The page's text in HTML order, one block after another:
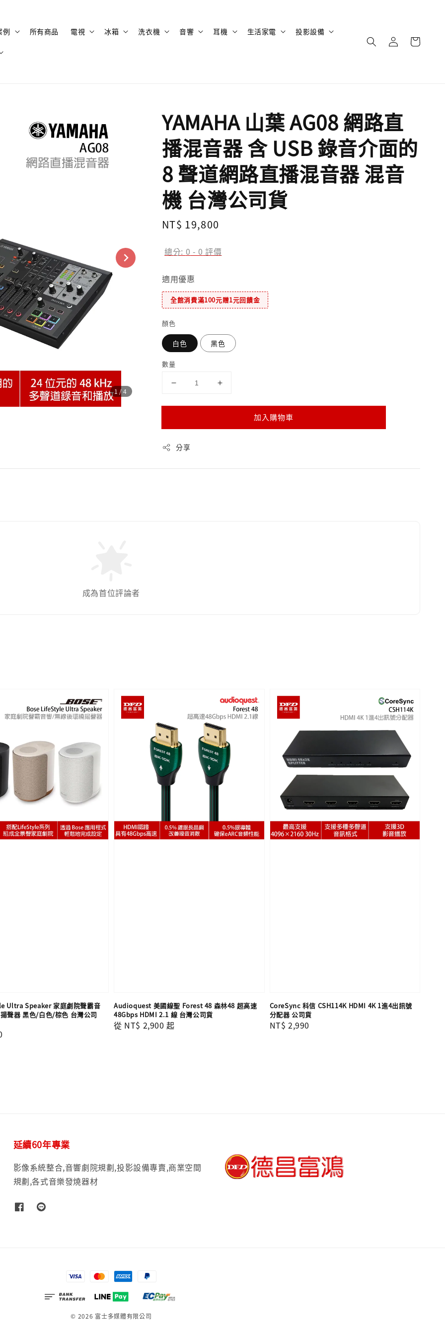
例 所有商品 電視 冰箱 洗衣機 音響 耳機 生活家電 投影設備
1 /4
YAMAHA 山葉 AG08 網路直
播混音器 含 USB 錄音介面的
8 聲道網路直播混音器 混音
機 台灣公司貨
Regular
NT$ 19,800
總分: 0 - 0 評價
適用優惠
全館消費滿100元贈1元回饋金
顏色
白色 黑色
數量
加入購物車
分享
成為首位評論者
Ultra Speaker 家庭劇院聲霸音
聲器 黑色/白色/棕色 台灣公司
Audioquest 美國線聖 Forest 48 森林48 超高速
48Gbps HDMI 2.1 線 台灣公司貨
Regular
從 NT$ 2,900 起
CoreSync 科信 CSH114K HDMI 4K 1進4出訊號
分配器 公司貨
Regular
NT$ 2,990
延續60年專業
影像系統整合,音響劇院規劃,投影設備專賣,商業空間
規劃,各式音樂發燒器材
© 2026 富士多媒體有限公司